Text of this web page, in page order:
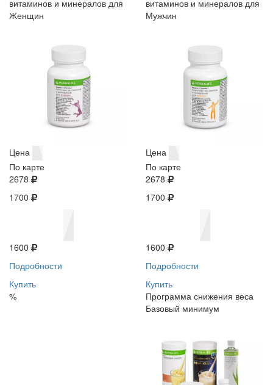
витаминов и минералов для
Женщин
Цена
По карте
2678
1700
1600
Подробности
Купить
%
витаминов и минералов для
Мужчин
Цена
По карте
2678
1700
1600
Подробности
Купить
Программа снижения веса
Базовый минимум